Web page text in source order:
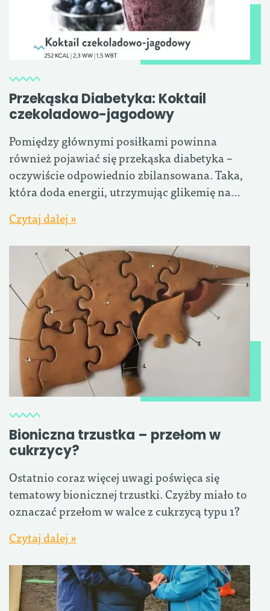
Przekąska Diabetyka: Koktail
czekoladowo-jagodowy
Pomiędzy głównymi posiłkami powinna
również pojawiać się przekąska diabetyka –
oczywiście odpowiednio zbilansowana. Taka,
która doda energii, utrzymując glikemię na…
Czytaj dalej »
Bioniczna trzustka – przełom w
cukrzycy?
Ostatnio coraz więcej uwagi poświęca się
tematowy bionicznej trzustki. Czyżby miało to
oznaczać przełom w walce z cukrzycą typu 1?
Czytaj dalej »